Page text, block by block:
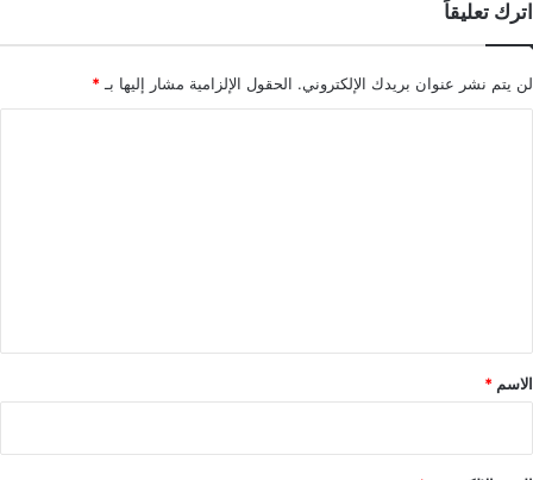
اترك تعليقاً
لن يتم نشر عنوان بريدك الإلكتروني. الحقول الإلزامية مشار إليها بـ*
*
الاسم *